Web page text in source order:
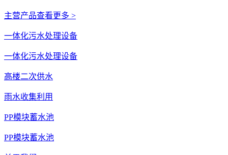
主营产品查看更多 >
一体化污水处理设备
一体化污水处理设备
高楼二次供水
雨水收集利用
PP模块蓄水池
PP模块蓄水池